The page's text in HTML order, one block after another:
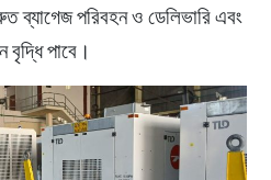
ব্যাগেজ পরিবহন ও ডেলিভারি এবং
বৃদ্ধি পাবে।